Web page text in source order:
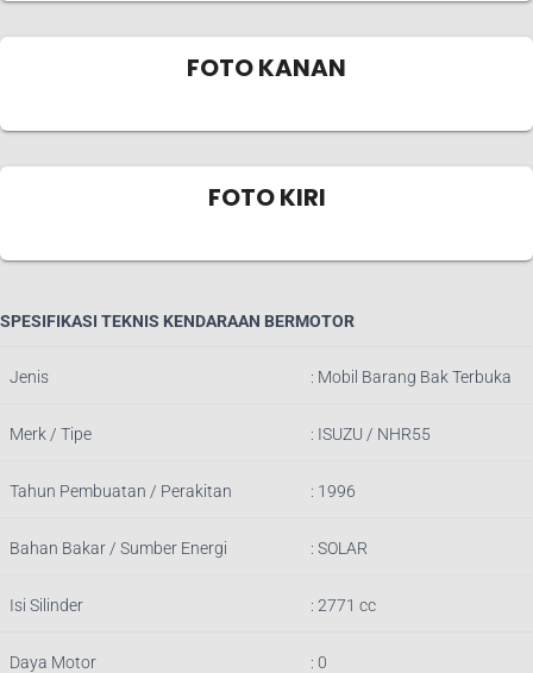
FOTO KANAN
FOTO KIRI
SPESIFIKASI TEKNIS KENDARAAN BERMOTOR
Jenis : Mobil Barang Bak Terbuka
Merk / Tipe : ISUZU / NHR55
Tahun Pembuatan / Perakitan : 1996
Bahan Bakar / Sumber Energi : SOLAR
Isi Silinder : 2771 cc
Daya Motor : 0